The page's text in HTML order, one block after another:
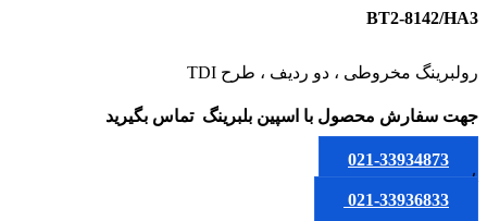
BT2-8142/HA3
رولبرینگ مخروطی ، دو ردیف ، طرح TDI
جهت سفارش محصول با اسپین بلبرینگ تماس بگیرید
021-33934873
یا
021-33936833